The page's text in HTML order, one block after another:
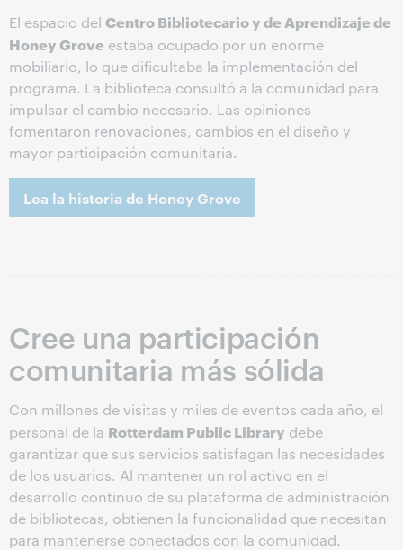
El espacio del Centro Bibliotecario y de Aprendizaje de
Honey Grove estaba ocupado por un enorme
mobiliario, lo que dificultaba la implementación del
programa. La biblioteca consultó a la comunidad para
impulsar el cambio necesario. Las opiniones
fomentaron renovaciones, cambios en el diseño y
mayor participación comunitaria.
Lea la historia de Honey Grove
Cree una participación
comunitaria más sólida
Con millones de visitas y miles de eventos cada año, el
personal de la Rotterdam Public Library debe
garantizar que sus servicios satisfagan las necesidades
de los usuarios. Al mantener un rol activo en el
desarrollo continuo de su plataforma de administración
de bibliotecas, obtienen la funcionalidad que necesitan
para mantenerse conectados con la comunidad.